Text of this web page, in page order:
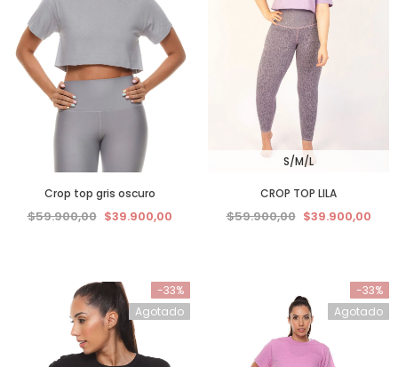
Crop top gris oscuro
$59.900,00 $39.900,00
S/M/L
CROP TOP LILA
$59.900,00 $39.900,00
-33%
Agotado
-33%
Agotado